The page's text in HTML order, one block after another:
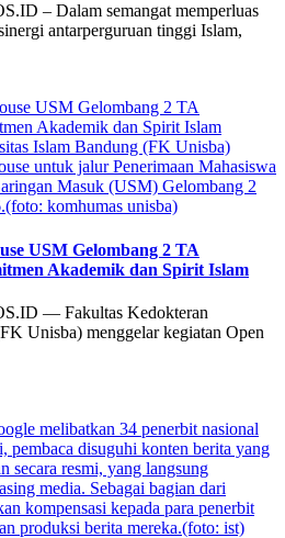
– Dalam semangat memperluas
antarperguruan tinggi Islam,
Islam Bandung (FK Unisba)
untuk jalur Penerimaan Mahasiswa
Masuk (USM) Gelombang 2
komhumas unisba)
USM Gelombang 2 TA
Akademik dan Spirit Islam
— Fakultas Kedokteran
Unisba) menggelar kegiatan Open
melibatkan 34 penerbit nasional
pembaca disuguhi konten berita yang
secara resmi, yang langsung
media. Sebagai bagian dari
kompensasi kepada para penerbit
produksi berita mereka.(foto: ist)